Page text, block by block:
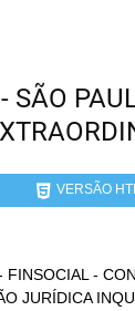
SÃO
VERSÃO
FINSOCIAL -